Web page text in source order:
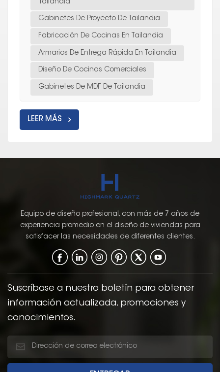
Tailandia
Gabinetes De Proyecto De Tailandia
Fabricación De Cocinas En Tailandia
Armarios De Entrega Rápida En Tailandia
Diseño De Cocinas Comerciales
Gabinetes De MDF De Tailandia
LEER MÁS
Equipo de diseño profesional, con más de 7 años de
experiencia promedio en el diseño de viviendas para
satisfacer las necesidades de diferentes clientes.
Suscríbase a nuestro boletín para obtener
información actualizada, promociones y
conocimientos.